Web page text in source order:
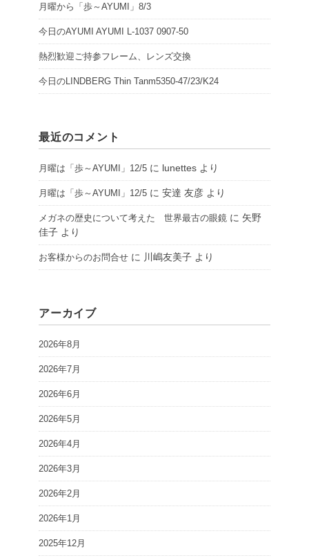
月曜から「歩～AYUMI」8/3
今日のAYUMI AYUMI L-1037 0907-50
熱烈歓迎ご持参フレーム、レンズ交換
今日のLINDBERG Thin Tanm5350-47/23/K24
最近のコメント
月曜は「歩～AYUMI」12/5 に lunettes より
月曜は「歩～AYUMI」12/5 に 安達 友彦 より
メガネの歴史について考えた 世界最古の眼鏡 に 矢野
佳子 より
お客様からのお問合せ に 川嶋友美子 より
アーカイブ
2026年8月
2026年7月
2026年6月
2026年5月
2026年4月
2026年3月
2026年2月
2026年1月
2025年12月